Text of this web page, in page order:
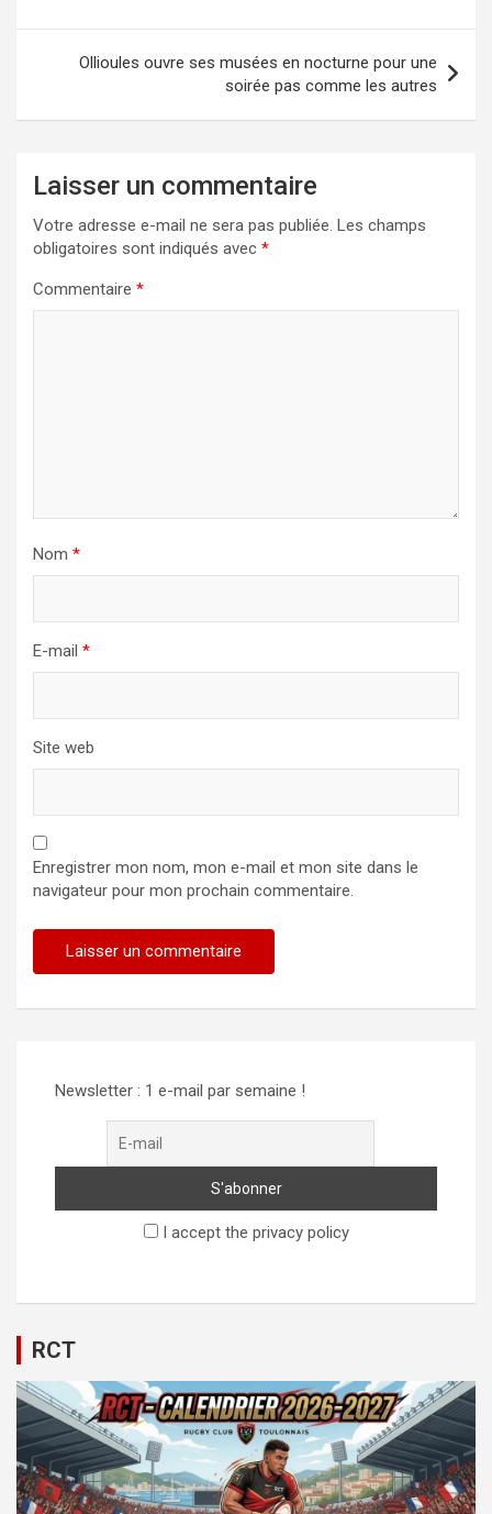
l’article
Ollioules ouvre ses musées en nocturne pour une
soirée pas comme les autres
Laisser un commentaire
Votre adresse e-mail ne sera pas publiée. Les champs
obligatoires sont indiqués avec *
Commentaire *
Nom *
E-mail *
Site web
Enregistrer mon nom, mon e-mail et mon site dans le
navigateur pour mon prochain commentaire.
Newsletter : 1 e-mail par semaine !
I accept the privacy policy
RCT